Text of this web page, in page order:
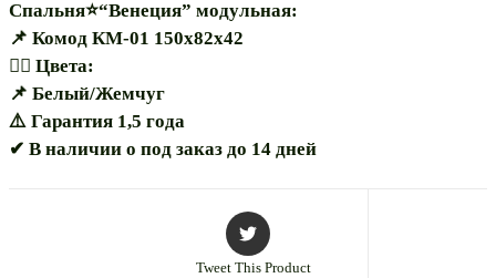
Спальня⭐“Венеция” модульная:
📌 Комод КМ-01 150х82х42
🏳️‍🌈 Цвета:
📌 Белый/Жемчуг
⚠️ Гарантия 1,5 года
✔ В наличии о под заказ до 14 дней
Tweet This Product